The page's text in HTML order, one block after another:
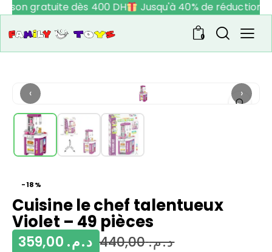
gratuite dès 400 DH Jusqu'à 40% de réduction
0
‹ ›
-18%
Cuisine le chef talentueux
Violet – 49 pièces
د.م.440,00 د.م.